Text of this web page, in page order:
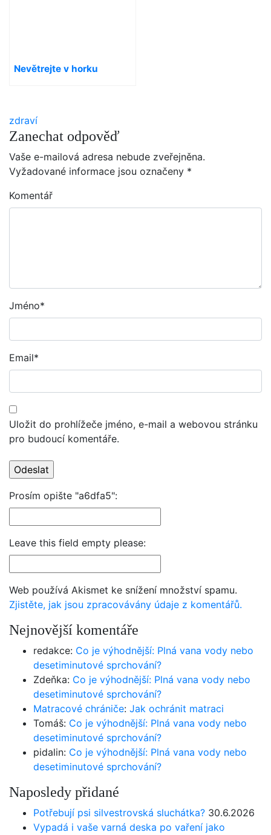
Nevětrejte v horku
zdraví
Zanechat odpověď
Vaše e-mailová adresa nebude zveřejněna.
Vyžadované informace jsou označeny *
Komentář
Jméno*
Email*
Uložit do prohlížeče jméno, e-mail a webovou stránku
pro budoucí komentáře.
Prosím opište "a6dfa5":
Leave this field empty please:
Web používá Akismet ke snížení množství spamu.
Zjistěte, jak jsou zpracovávány údaje z komentářů.
Nejnovější komentáře
redakce: Co je výhodnější: Plná vana vody nebo
desetiminutové sprchování?
Zdeňka: Co je výhodnější: Plná vana vody nebo
desetiminutové sprchování?
Matracové chrániče: Jak ochránit matraci
Tomáš: Co je výhodnější: Plná vana vody nebo
desetiminutové sprchování?
pidalin: Co je výhodnější: Plná vana vody nebo
desetiminutové sprchování?
Naposledy přidané
Potřebují psi silvestrovská sluchátka? 30.6.2026
Vypadá i vaše varná deska po vaření jako